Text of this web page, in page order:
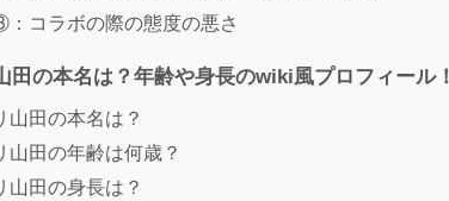
コラボの際の態度の悪さ
田の本名は？年齢や身長のwiki風プロフィール！
山田の本名は？
山田の年齢は何歳？
山田の身長は？